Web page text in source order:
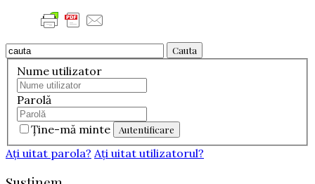
Cauta
Nume utilizator
Parolă
Ţine-mă minte
Aţi uitat parola? Aţi uitat utilizatorul?